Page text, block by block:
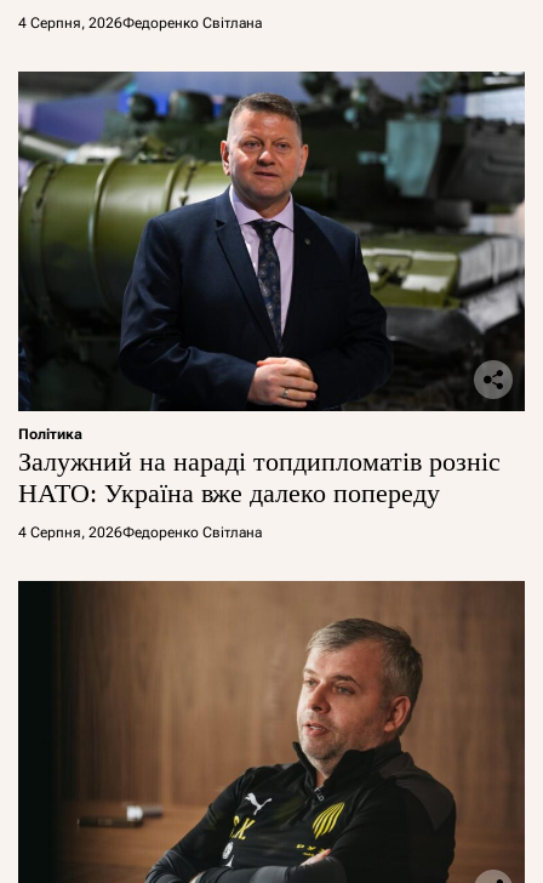
4 Серпня, 2026Федоренко Світлана
Політика
Залужний на нараді топдипломатів розніс
НАТО: Україна вже далеко попереду
4 Серпня, 2026Федоренко Світлана